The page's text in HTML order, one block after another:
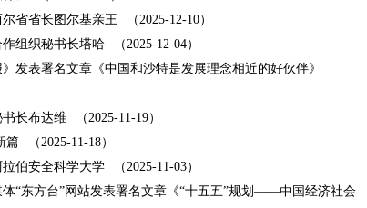
省省长图尔基亲王
（2025-12-10）
组织秘书长塔哈
（2025-12-04）
发表署名文章《中国和沙特是发展理念相近的好伙伴》
长布达维
（2025-11-19）
篇
（2025-11-18）
伯安全科学大学
（2025-11-03）
“东方台”网站发表署名文章《“十五五”规划——中国经济社会